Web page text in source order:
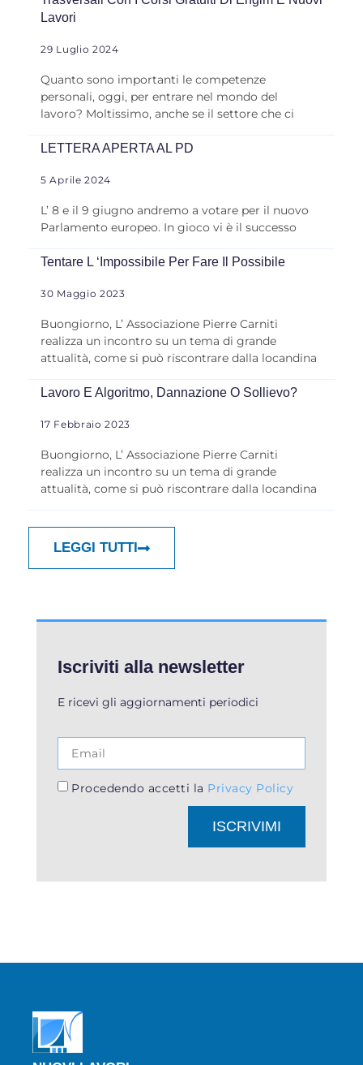
Lavori
29 Luglio 2024
Quanto sono importanti le competenze
personali, oggi, per entrare nel mondo del
lavoro? Moltissimo, anche se il settore che ci
LETTERA APERTA AL PD
5 Aprile 2024
L’ 8 e il 9 giugno andremo a votare per il nuovo
Parlamento europeo. In gioco vi è il successo
Tentare L ‘impossibile Per Fare Il Possibile
30 Maggio 2023
Buongiorno, L’ Associazione Pierre Carniti
realizza un incontro su un tema di grande
attualità, come si può riscontrare dalla locandina
Lavoro E Algoritmo, Dannazione O Sollievo?
17 Febbraio 2023
Buongiorno, L’ Associazione Pierre Carniti
realizza un incontro su un tema di grande
attualità, come si può riscontrare dalla locandina
LEGGI TUTTI
Iscriviti alla newsletter
E ricevi gli aggiornamenti periodici
Procedendo accetti la Privacy Policy
ISCRIVIMI